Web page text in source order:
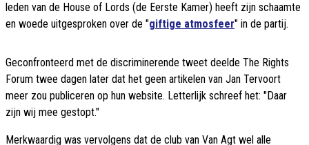
leden van de House of Lords (de Eerste Kamer) heeft zijn schaamte
en woede uitgesproken over de "giftige atmosfeer" in de partij.
Geconfronteerd met de discriminerende tweet deelde The Rights
Forum twee dagen later dat het geen artikelen van Jan Tervoort
meer zou publiceren op hun website. Letterlijk schreef het: "Daar
zijn wij mee gestopt."
Merkwaardig was vervolgens dat de club van Van Agt wel alle